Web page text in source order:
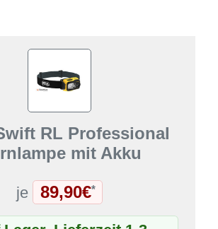
RL Professional
mit Akku
je 89,90€*